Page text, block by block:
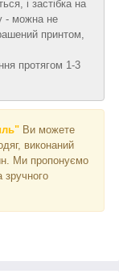
і застібка на
- можна не
принтом,
протягом 1-3
Ви можете
виконаний
Ми пропонуємо
зручного